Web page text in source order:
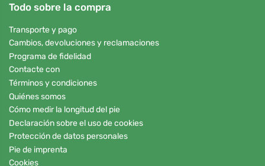
Todo sobre la compra
Transporte y pago
Cambios, devoluciones y reclamaciones
Programa de fidelidad
Contacte con
Términos y condiciones
Quiénes somos
Cómo medir la longitud del pie
Declaración sobre el uso de cookies
Protección de datos personales
Pie de imprenta
Cookies